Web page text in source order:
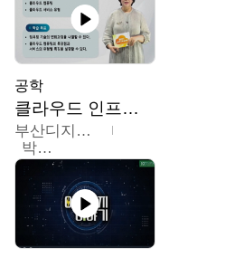
공학
클라우드 인프라 구축 및 활용
부산디지털대학교
박수현